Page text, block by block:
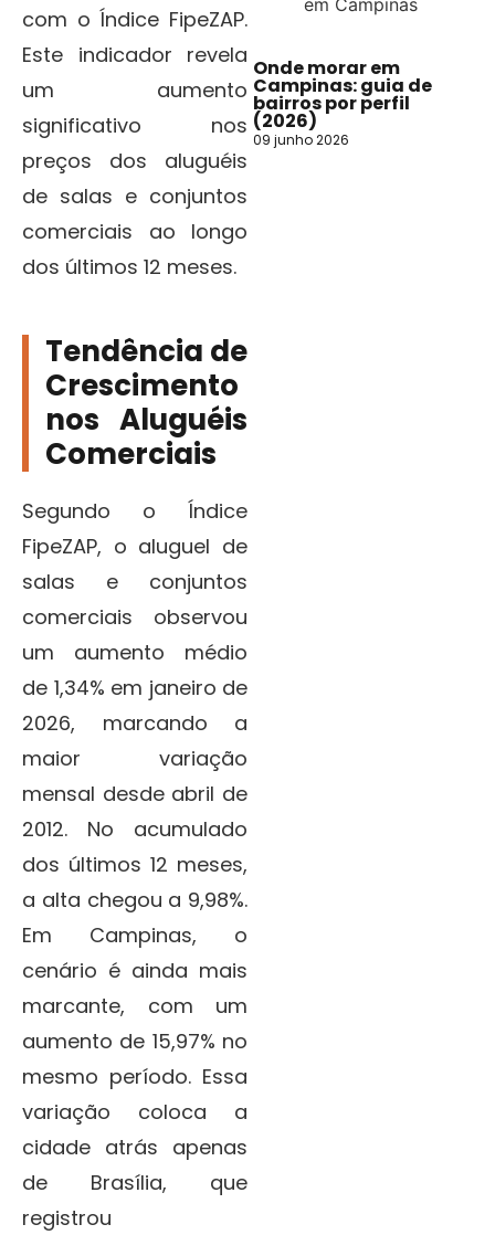
com o Índice FipeZAP.
Este indicador revela
um aumento
significativo nos
preços dos aluguéis
de salas e conjuntos
comerciais ao longo
dos últimos 12 meses.
Tendência de
Crescimento
nos Aluguéis
Comerciais
Segundo o Índice
FipeZAP, o aluguel de
salas e conjuntos
comerciais observou
um aumento médio
de 1,34% em janeiro de
2026, marcando a
maior variação
mensal desde abril de
2012. No acumulado
dos últimos 12 meses,
a alta chegou a 9,98%.
Em Campinas, o
cenário é ainda mais
marcante, com um
aumento de 15,97% no
mesmo período. Essa
variação coloca a
cidade atrás apenas
de Brasília, que
registrou
Onde morar em
Campinas: guia de
bairros por perfil
(2026)
09 junho 2026